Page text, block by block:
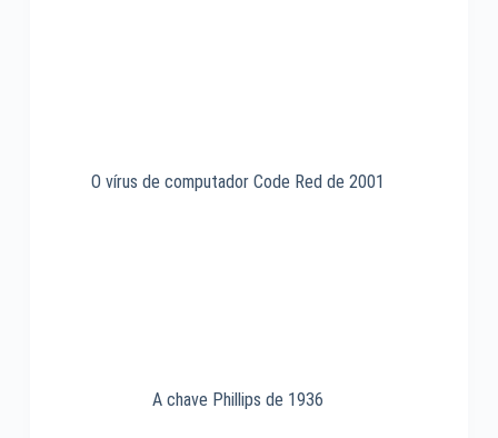
O vírus de computador Code Red de 2001
A chave Phillips de 1936